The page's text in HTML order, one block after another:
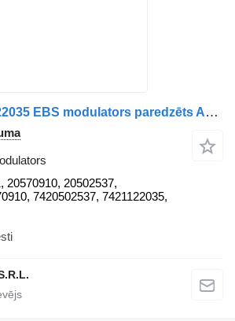
Supapă EBS 21122035 EBS modulators paredzēts AXA Motrică Volvo kravas automašīnas
20570910, 20502537,
7420502537, 7421122035,